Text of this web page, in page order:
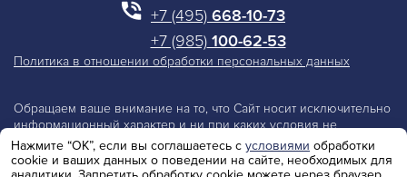
+7 (495) 668-10-73
+7 (985)100-62-53
Политика в отношении обработки персональных данных
Обращаем ваше внимание на то, что Сайт носит исключительно
информационный характер и ни при каких условия не
является публичной офертой, определяемой положениями
Статьи 437 Гражданского Кодекса Российской Федерации.
Производитель оставляет за собой право изменять параметры
Нажмите “ОК”, если вы соглашаетесь с условиями обработки
cookie и ваших данных о поведении на сайте, необходимых для